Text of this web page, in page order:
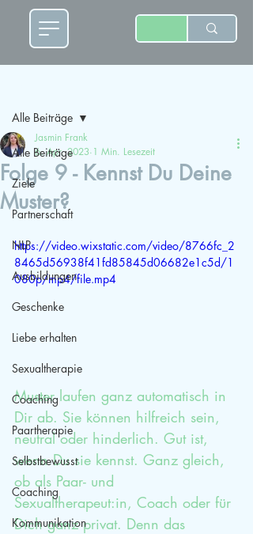
Alle Beiträge
Ziele
Partnerschaft
NLP
Ausbildungen
Geschenke
Liebe erhalten
Sexualtherapie
Coaching
Paartherapie
Selbstbewusst
Coaching
Kommunikation
Alle Beiträge
Folge 9 - Kennst Du Deine
Muster?
Jasmin Frank
6. Apr. 2023 1 Min. Lesezeit
https://video.wixstatic.com/video/8766fc_2
8465d56938f41fd85845d06682e1c5d/1
080p/mp4/file.mp4
Muster laufen ganz automatisch in
Dir ab. Sie können hilfreich sein,
neutral oder hinderlich. Gut ist,
wenn Du sie kennst. Ganz gleich,
ob als Paar- und
Sexualtherapeut:in, Coach oder für
Dich ganz privat. Denn das